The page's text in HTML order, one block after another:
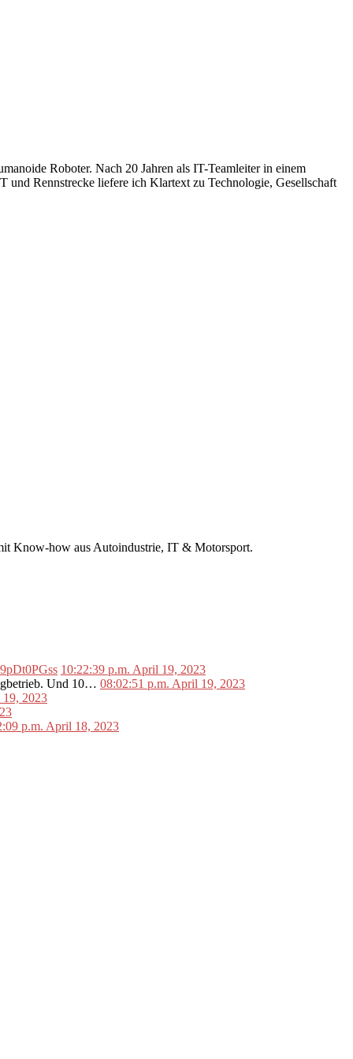
Roboter. Nach 20 Jahren als IT-Teamleiter in einem
Rennstrecke liefere ich Klartext zu Technologie, Gesellschaft
Know-how aus Autoindustrie, IT & Motorsport.
10:22:39 p.m. April 19, 2023
Und 10… 08:02:51 p.m. April 19, 2023
2023
p.m. April 18, 2023